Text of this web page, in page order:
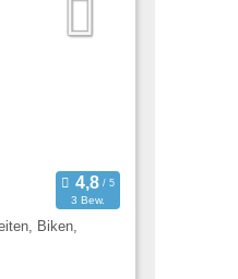
3 Bew.
Biken,